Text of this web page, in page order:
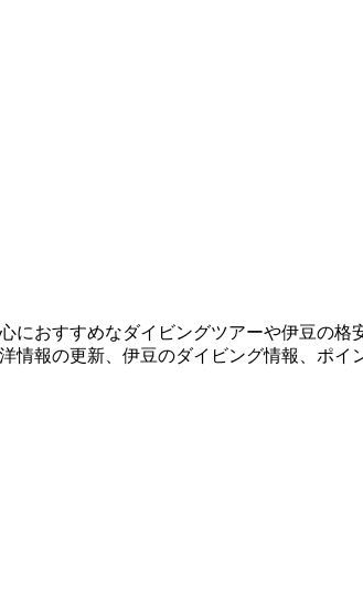
におすすめなダイビングツアーや伊豆の
報の更新、伊豆のダイビング情報、ポイ